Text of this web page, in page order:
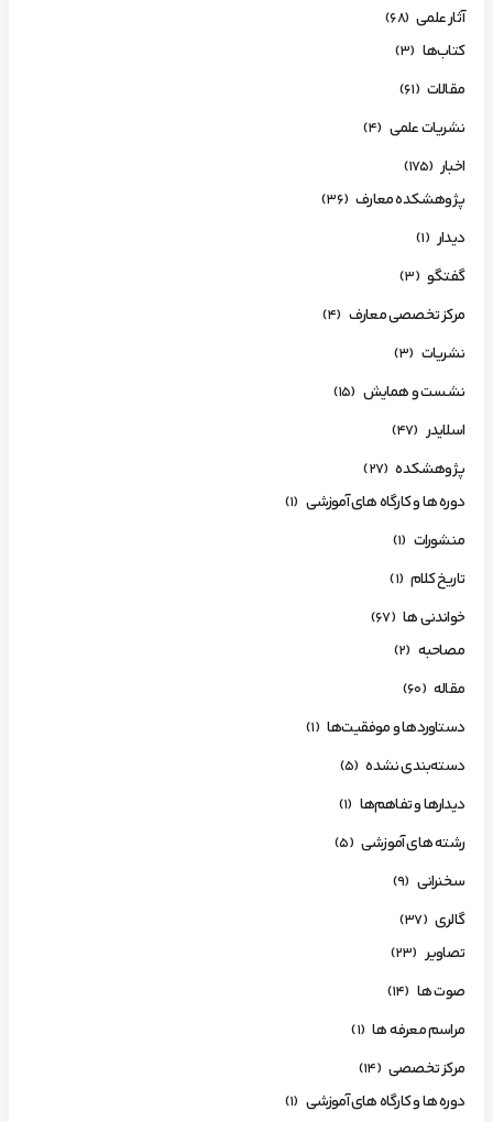
آثار علمی (68)
کتاب‌ها (3)
مقالات (61)
نشریات علمی (4)
اخبار (175)
پژوهشکده معارف (36)
دیدار (1)
گفتگو (3)
مرکز تخصصی معارف (4)
نشریات (3)
نشست و همایش (15)
اسلایدر (47)
پژوهشکده (27)
دوره ها و کارگاه های آموزشی (1)
منشورات (1)
تاریخ کلام (1)
خواندنی ها (67)
مصاحبه (2)
مقاله (60)
دستاوردها و موفقیت‌ها (1)
دسته‌بندی نشده (5)
دیدارها و تفاهم‌ها (1)
رشته های آموزشی (5)
سخنرانی (9)
گالری (37)
تصاویر (23)
صوت ها (14)
مراسم معرفه ها (1)
مرکز تخصصی (14)
دوره ها و کارگاه های آموزشی (1)